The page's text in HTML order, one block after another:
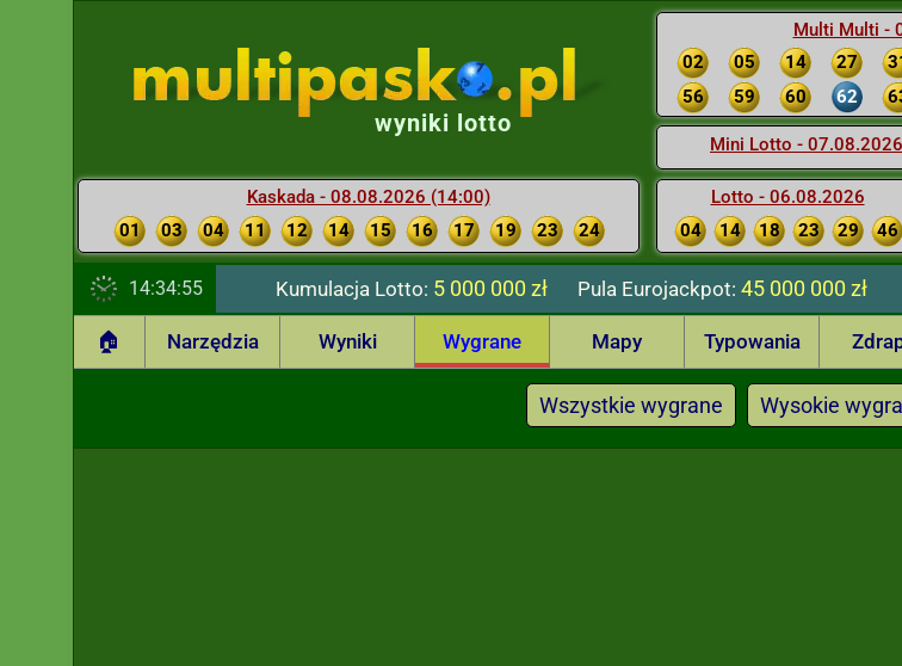
Multi Multi -
02
05 14 27
56
59 60 62
Mini Lotto - 07.08.2026
Lotto - 06.08.2026
04
14 18 23 29 46
wyniki lotto
Kaskada - 08.08.2026 (14:00)
01
03 04 11 12 14 15 16 17 19 23 24
14:34:56 Kumulacja Lotto: 5 000 000 zł PulaEurojackpot: 45 000 000 zł
🏠 Narzędzia Wyniki Wygrane Mapy Typowania
Wszystkie wygrane Wysokie